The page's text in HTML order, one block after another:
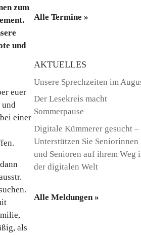
zum
und
euer
und
einer
als
Alle Termine »
AKTUELLES
Unsere Sprechzeiten im
Der Lesekreis macht
Sommerpause
Digitale Kümmerer gesucht –
Unterstützen Sie Seniorinnen
und Senioren auf ihrem Weg
der digitalen Welt
Alle Meldungen »